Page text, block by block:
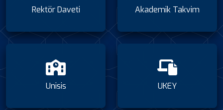
Rektör Daveti Akademik Takvim
Unisis UKEY